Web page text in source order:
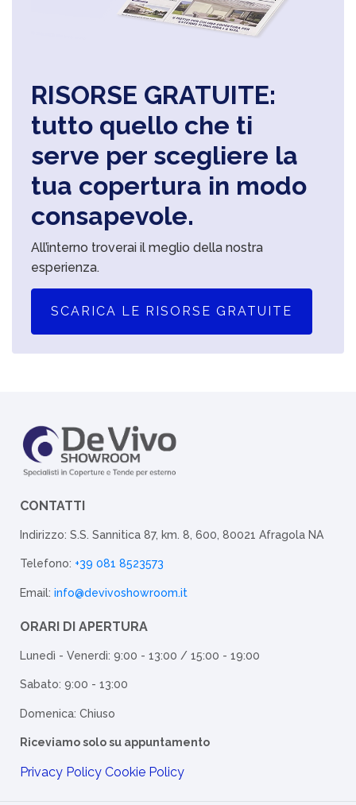
RISORSE GRATUITE:
tutto quello che ti
serve per scegliere la
tua copertura in modo
consapevole.
All’interno troverai il meglio della nostra
esperienza.
SCARICA LE RISORSE GRATUITE
CONTATTI
Indirizzo: S.S. Sannitica 87, km. 8, 600, 80021 Afragola NA
Telefono: +39 081 8523573
Email: info@devivoshowroom.it
ORARI DI APERTURA
Lunedì - Venerdì: 9:00 - 13:00 / 15:00 - 19:00
Sabato: 9:00 - 13:00
Domenica: Chiuso
Riceviamo solo su appuntamento
Privacy Policy Cookie Policy